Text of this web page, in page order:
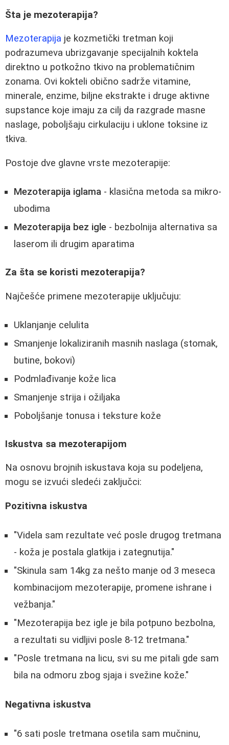
Šta je mezoterapija?
Mezoterapija je kozmetički tretman koji
podrazumeva ubrizgavanje specijalnih koktela
direktno u potkožno tkivo na problematičnim
zonama. Ovi kokteli obično sadrže vitamine,
minerale, enzime, biljne ekstrakte i druge aktivne
supstance koje imaju za cilj da razgrade masne
naslage, poboljšaju cirkulaciju i uklone toksine iz
tkiva.
Postoje dve glavne vrste mezoterapije:
Mezoterapija iglama - klasična metoda sa mikro-
ubodima
Mezoterapija bez igle - bezbolnija alternativa sa
laserom ili drugim aparatima
Za šta se koristi mezoterapija?
Najčešće primene mezoterapije uključuju:
Uklanjanje celulita
Smanjenje lokaliziranih masnih naslaga (stomak,
butine, bokovi)
Podmlađivanje kože lica
Smanjenje strija i ožiljaka
Poboljšanje tonusa i teksture kože
Iskustva sa mezoterapijom
Na osnovu brojnih iskustava koja su podeljena,
mogu se izvući sledeći zaključci:
Pozitivna iskustva
"Videla sam rezultate već posle drugog tretmana
- koža je postala glatkija i zategnutija."
"Skinula sam 14kg za nešto manje od 3 meseca
kombinacijom mezoterapije, promene ishrane i
vežbanja."
"Mezoterapija bez igle je bila potpuno bezbolna,
a rezultati su vidljivi posle 8-12 tretmana."
"Posle tretmana na licu, svi su me pitali gde sam
bila na odmoru zbog sjaja i svežine kože."
Negativna iskustva
"6 sati posle tretmana osetila sam mučninu,